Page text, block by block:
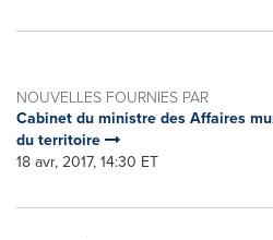
NOUVELLES FOURNIES PAR
Cabinet du ministre des Affaires
du territoire
18 avr, 2017, 14:30 ET